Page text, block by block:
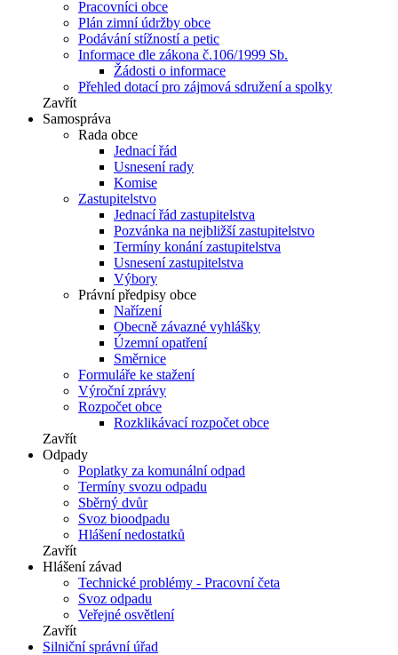
Pracovníci obce
Plán zimní údržby obce
Podávání stížností a petic
Informace dle zákona č.106/1999 Sb.
Žádosti o informace
Přehled dotací pro zájmová sdružení a spolky
Zavřít
Samospráva
Rada obce
Jednací řád
Usnesení rady
Komise
Zastupitelstvo
Jednací řád zastupitelstva
Pozvánka na nejbližší zastupitelstvo
Termíny konání zastupitelstva
Usnesení zastupitelstva
Výbory
Právní předpisy obce
Nařízení
Obecně závazné vyhlášky
Územní opatření
Směrnice
Formuláře ke stažení
Výroční zprávy
Rozpočet obce
Rozklikávací rozpočet obce
Zavřít
Odpady
Poplatky za komunální odpad
Termíny svozu odpadu
Sběrný dvůr
Svoz bioodpadu
Hlášení nedostatků
Zavřít
Hlášení závad
Technické problémy - Pracovní četa
Svoz odpadu
Veřejné osvětlení
Zavřít
Silniční správní úřad